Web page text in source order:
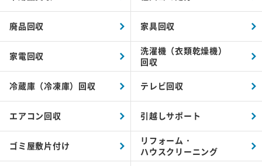
廃品回収 家具回収
家電回収
洗濯機（衣類乾燥機）
回収
冷蔵庫（冷凍庫）回収 テレビ回収
エアコン回収 引越しサポート
ゴミ屋敷片付け
リフォーム・
ハウスクリーニング